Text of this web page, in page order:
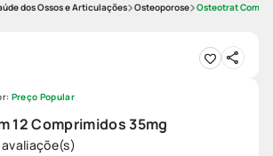
dos Ossos e Articulações Osteoporose Osteotrat Com
12 Comprimidos 35mg
Preço Popular